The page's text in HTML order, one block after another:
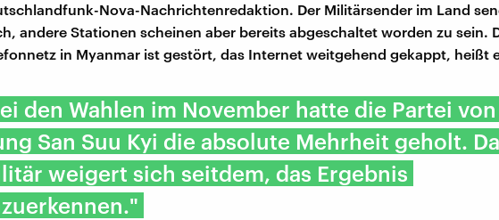
Nova-Nachrichtenredaktion. Der Militärsender im Land
andere Stationen scheinen aber bereits abgeschaltet worden zu sein.
in Myanmar ist gestört, das Internet weitgehend gekappt, heißt
den Wahlen im November hatte die Partei von
San Suu Kyi die absolute Mehrheit geholt.
weigert sich seitdem, das Ergebnis